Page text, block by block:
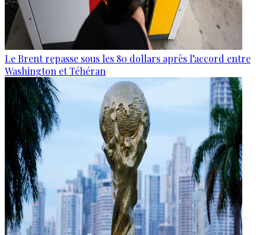
Le Brent repasse sous les 80 dollars après l’accord entre
Washington et Téhéran